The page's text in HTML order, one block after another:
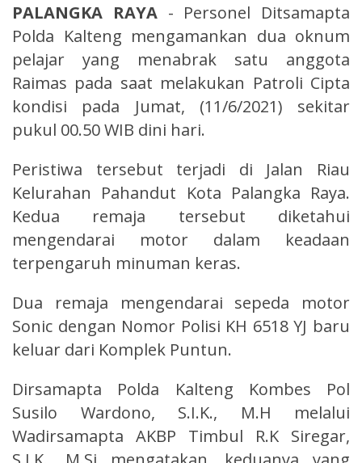
PALANGKA RAYA- Personel Ditsamapta
Polda Kalteng mengamankan dua oknum
pelajar yang menabrak satu anggota
Raimas pada saat melakukan Patroli Cipta
kondisi pada Jumat, (11/6/2021) sekitar
pukul 00.50 WIB dini hari.
Peristiwa tersebut terjadi di Jalan Riau
Kelurahan Pahandut Kota Palangka Raya.
Kedua remaja tersebut diketahui
mengendarai motor dalam keadaan
terpengaruh minuman keras.
Dua remaja mengendarai sepeda motor
Sonic dengan Nomor Polisi KH 6518 YJ baru
keluar dari Komplek Puntun.
Dirsamapta Polda Kalteng Kombes Pol
Susilo Wardono, S.I.K., M.H melalui
Wadirsamapta AKBP Timbul R.K Siregar,